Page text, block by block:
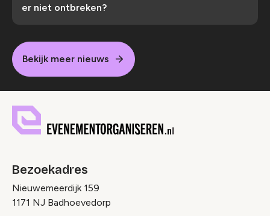
er niet ontbreken?
Bekijk meer nieuws
Bezoekadres
Nieuwemeerdijk 159
1171 NJ Badhoevedorp